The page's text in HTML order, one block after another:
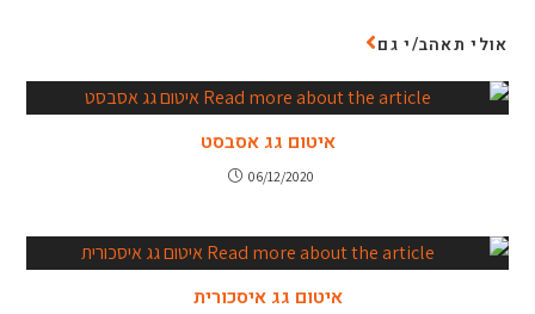
אולי תאהב/י גם
איטום גג אסבסט
06/12/2020
איטום גג איסכורית